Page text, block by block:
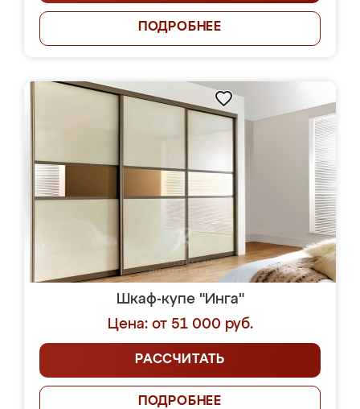
ПОДРОБНЕЕ
Шкаф-купе "Инга"
Цена: от 51 000 руб.
РАССЧИТАТЬ
ПОДРОБНЕЕ